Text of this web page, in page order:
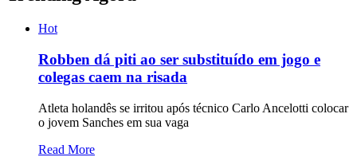
Hot
Robben dá piti ao ser substituído em jogo e
colegas caem na risada
Atleta holandês se irritou após técnico Carlo Ancelotti colocar
o jovem Sanches em sua vaga
Read More